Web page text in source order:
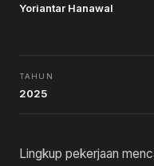
Yoriantar Hanawal
TAHUN
2025
Lingkup pekerjaan